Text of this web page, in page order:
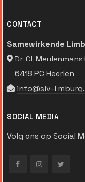
CONTACT
Samewirkende
Dr. Cl.
6418 PC Heerlen
info@slv-
SOCIAL MEDIA
Volg ons op Social